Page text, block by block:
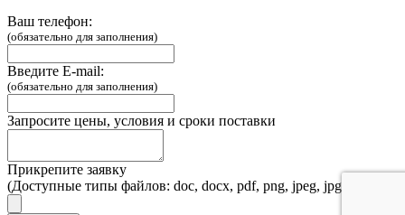
Ваш телефон:
(обязательно для заполнения)
Введите E-mail:
(обязательно для заполнения)
Запросите цены, условия и сроки поставки
Прикрепите заявку
(Доступные типы файлов: doc, docx, pdf, png, jpeg, jpg, webp)